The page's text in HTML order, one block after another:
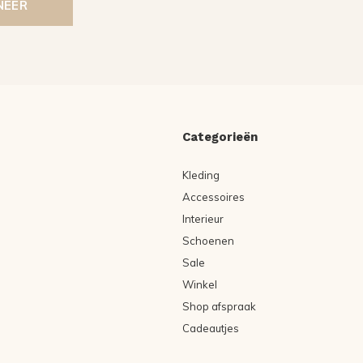
Categorieën
Kleding
Accessoires
Interieur
Schoenen
Sale
Winkel
Shop afspraak
Cadeautjes